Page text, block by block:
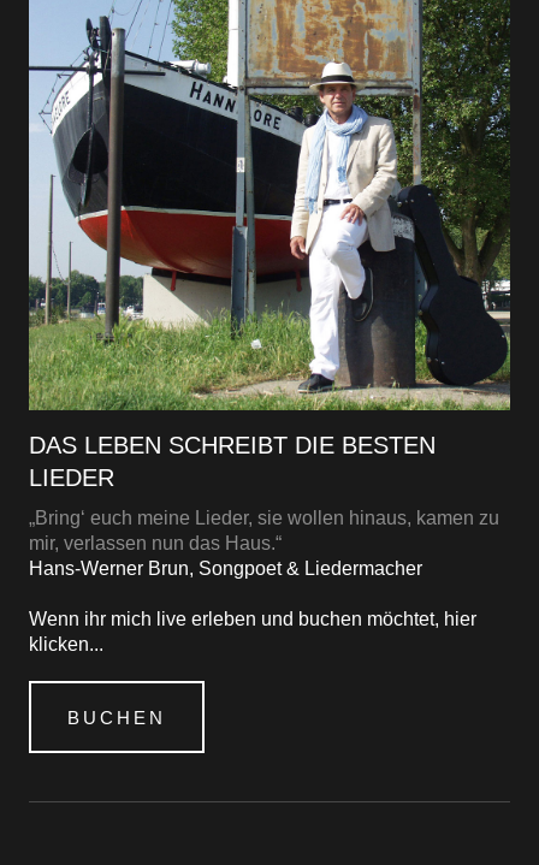
DAS LEBEN SCHREIBT DIE BESTEN
LIEDER
„Bring‘ euch meine Lieder, sie wollen hinaus, kamen zu
mir, verlassen nun das Haus.“
Hans-Werner Brun, Songpoet & Liedermacher
Wenn ihr mich live erleben und buchen möchtet, hier
klicken...
BUCHEN